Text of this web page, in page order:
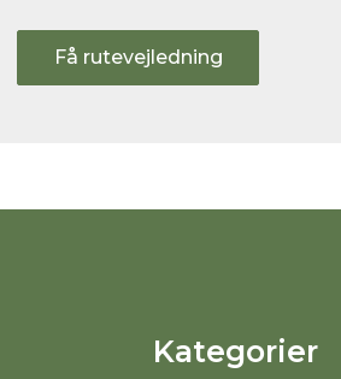
Få rutevejledning
Kategorier